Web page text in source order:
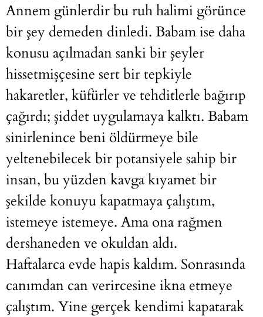
Annem günlerdir bu ruh halimi görünce
bir şey demeden dinledi. Babam ise daha
konusu açılmadan sanki bir şeyler
hissetmişçesine sert bir tepkiyle
hakaretler, küfürler ve tehditlerle bağırıp
çağırdı; şiddet uygulamaya kalktı. Babam
sinirlenince beni öldürmeye bile
yeltenebilecek bir potansiyele sahip bir
insan, bu yüzden kavga kıyamet bir
şekilde konuyu kapatmaya çalıştım,
istemeye istemeye. Ama ona rağmen
dershaneden ve okuldan aldı.
Haftalarca evde hapis kaldım. Sonrasında
canımdan can verircesine ikna etmeye
çalıştım. Yine gerçek kendimi kapatarak